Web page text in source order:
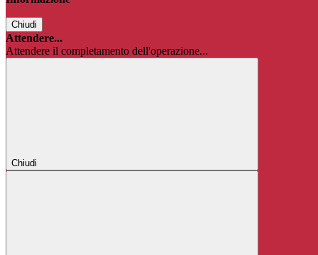
Chiudi
Attendere...
Attendere il completamento dell'operazione...
Chiudi